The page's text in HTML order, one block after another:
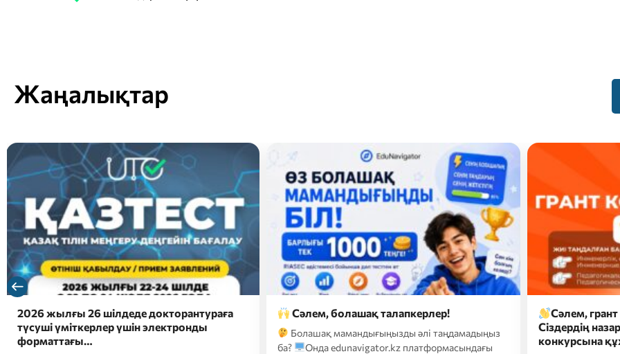
Жаңалықтар
2026 жылғы 26 шілдеде докторантураға
түсуші үміткерлер үшін электронды
форматтағы…
Сәлем, болашақ талапкерлер!
Болашақ мамандығыңызды әлі таңдамадыңыз
ба?
Онда edunavigator.kz платформасындағы
Сәлем,
Сіздердің
конкурсына